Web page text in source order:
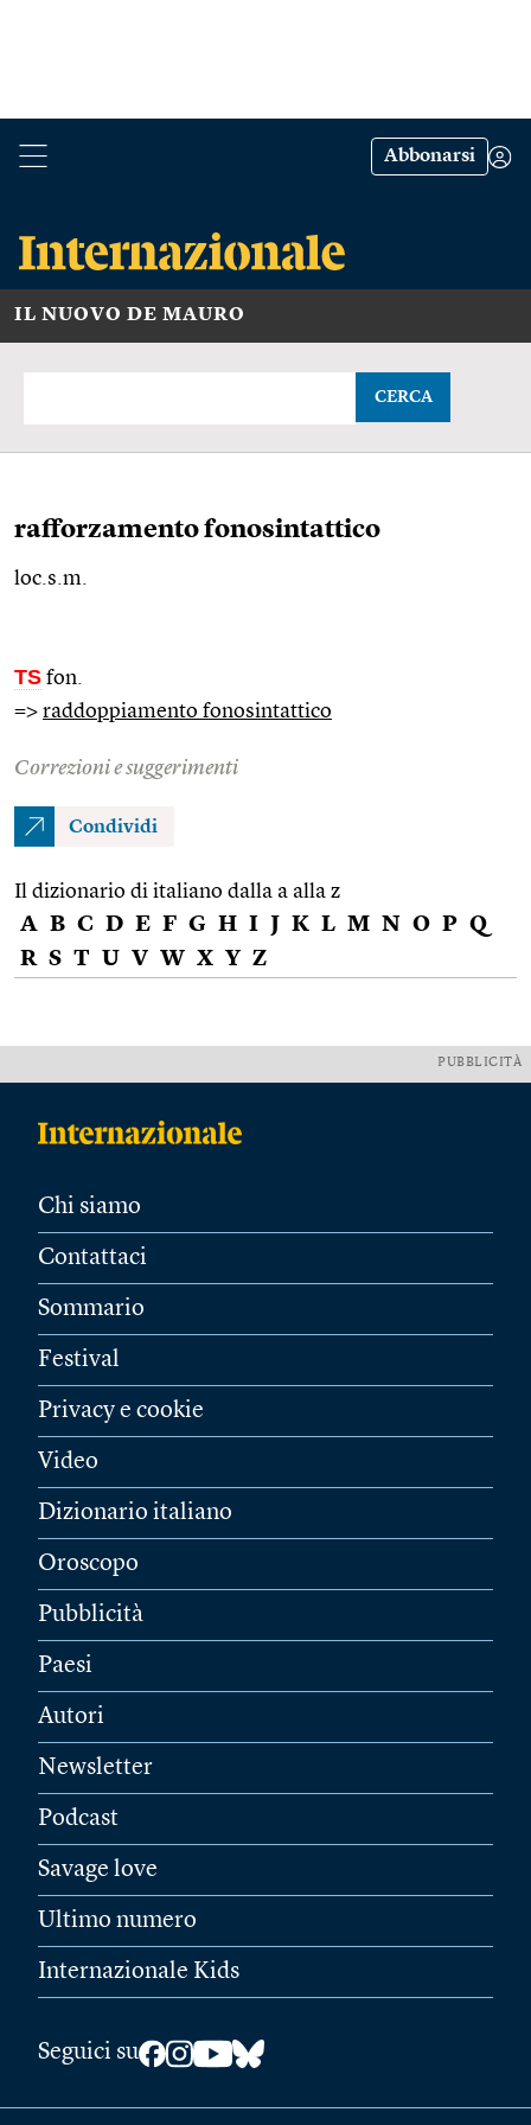
Abbonarsi
IL NUOVO DE MAURO
CERCA
rafforzamento fonosintattico
loc.s.m.
TS fon.
=> raddoppiamento fonosintattico
Correzioni e suggerimenti
Condividi
Il dizionario di italiano dalla a alla z
A B C D E F G H I J K L M N O P Q
R S T U V W X Y Z
PUBBLICITÀ
Chi siamo
Contattaci
Sommario
Festival
Privacy e cookie
Video
Dizionario italiano
Oroscopo
Pubblicità
Paesi
Autori
Newsletter
Podcast
Savage love
Ultimo numero
Internazionale Kids
Seguici su